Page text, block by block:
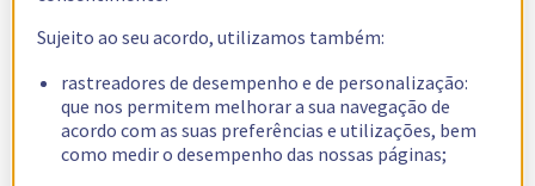
Sujeito ao seu acordo, utilizamos também:
rastreadores de desempenho e de personalização:
que nos permitem melhorar a sua navegação de
acordo com as suas preferências e utilizações, bem
como medir o desempenho das nossas páginas;